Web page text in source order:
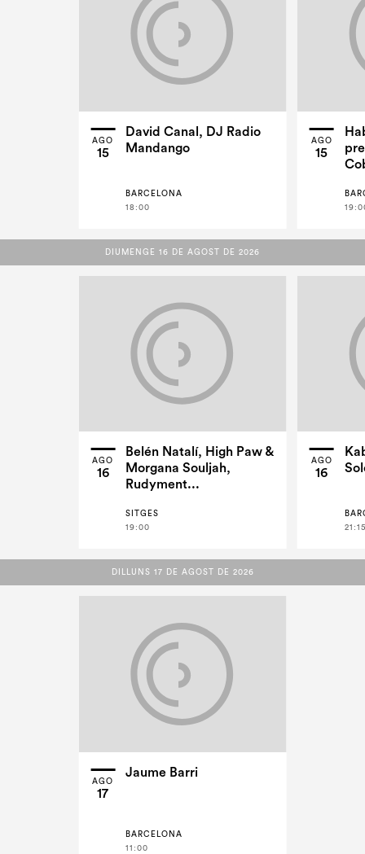
AGO
15
David Canal, DJ Radio
Mandango
BARCELONA
18:00
AGO
15
DIUMENGE 16 DE AGOST DE 2026
DIUMENGE 16 DE AGOST DE 2026
AGO
16
Belén Natalí, High Paw &
Morgana Souljah,
Rudyment...
SITGES
19:00
AGO
16
21:15
DILLUNS 17 DE AGOST DE 2026
DILLUNS 17 DE AGOST DE 2026
AGO
17
Jaume Barri
BARCELONA
11:00